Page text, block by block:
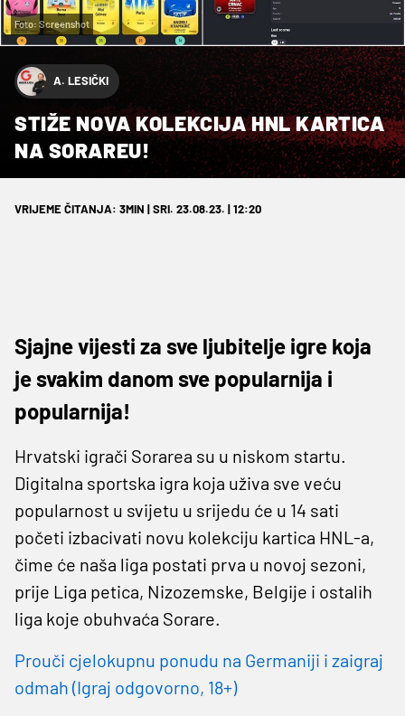
Foto: Screenshot
A. LESIČKI
STIŽE NOVA KOLEKCIJA HNL KARTICA
NA SORAREU!
VRIJEME ČITANJA: 3MIN | SRI. 23.08.23. | 12:20
Sjajne vijesti za sve ljubitelje igre koja
je svakim danom sve popularnija i
popularnija!
Hrvatski igrači Sorarea su u niskom startu.
Digitalna sportska igra koja uživa sve veću
popularnost u svijetu u srijedu će u 14 sati
početi izbacivati novu kolekciju kartica HNL-a,
čime će naša liga postati prva u novoj sezoni,
prije Liga petica, Nizozemske, Belgije i ostalih
liga koje obuhvaća Sorare.
Prouči cjelokupnu ponudu na Germaniji i zaigraj
odmah (Igraj odgovorno, 18+)